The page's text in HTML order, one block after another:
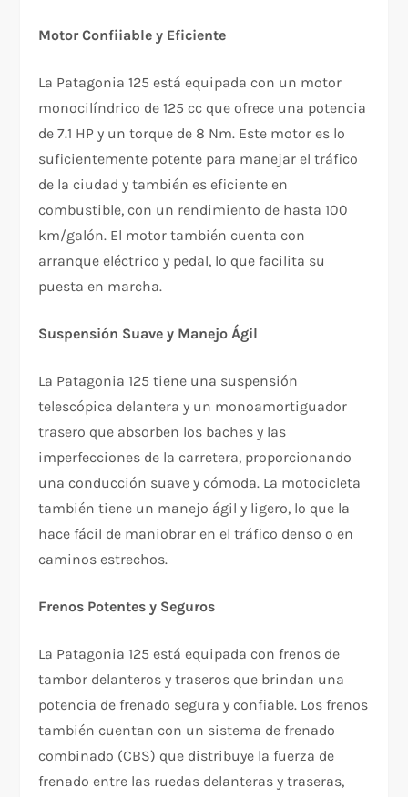
Motor Confiiable y Eficiente
La Patagonia 125 está equipada con un motor
monocilíndrico de 125 cc que ofrece una potencia
de 7.1 HP y un torque de 8 Nm. Este motor es lo
suficientemente potente para manejar el tráfico
de la ciudad y también es eficiente en
combustible, con un rendimiento de hasta 100
km/galón. El motor también cuenta con
arranque eléctrico y pedal, lo que facilita su
puesta en marcha.
Suspensión Suave y Manejo Ágil
La Patagonia 125 tiene una suspensión
telescópica delantera y un monoamortiguador
trasero que absorben los baches y las
imperfecciones de la carretera, proporcionando
una conducción suave y cómoda. La motocicleta
también tiene un manejo ágil y ligero, lo que la
hace fácil de maniobrar en el tráfico denso o en
caminos estrechos.
Frenos Potentes y Seguros
La Patagonia 125 está equipada con frenos de
tambor delanteros y traseros que brindan una
potencia de frenado segura y confiable. Los frenos
también cuentan con un sistema de frenado
combinado (CBS) que distribuye la fuerza de
frenado entre las ruedas delanteras y traseras,